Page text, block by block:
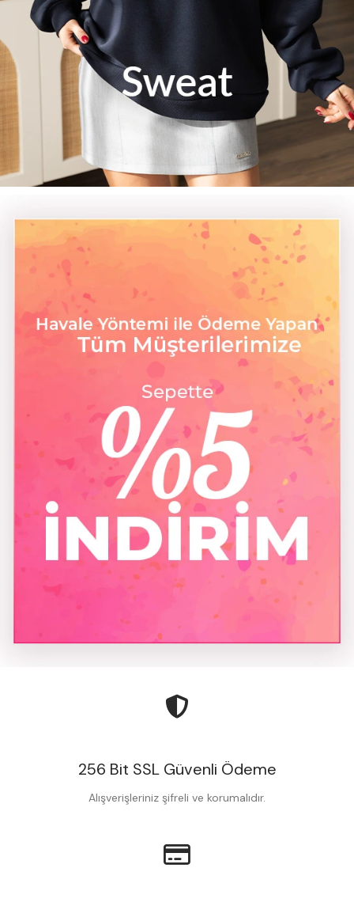
256 Bit SSL Güvenli Ödeme
Alışverişleriniz şifreli ve korumalıdır.